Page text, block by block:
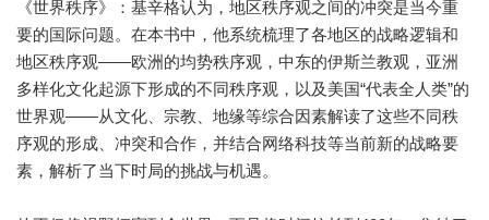
《世界秩序》：基辛格认为，地区秩序观之间的冲突是当今重
要的国际问题。在本书中，他系统梳理了各地区的战略逻辑和
地区秩序观——欧洲的均势秩序观，中东的伊斯兰教观，亚洲
多样化文化起源下形成的不同秩序观，以及美国“代表全人类”的
世界观——从文化、宗教、地缘等综合因素解读了这些不同秩
序观的形成、冲突和合作，并结合网络科技等当前新的战略要
素，解析了当下时局的挑战与机遇。